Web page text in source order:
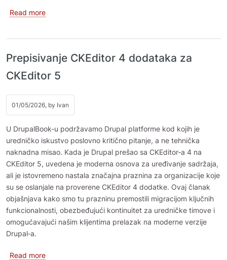
Read moreabout Drupal: Zamena Colorbox‑a sa GLightbox‑om
Prepisivanje CKEditor 4 dodataka za
CKEditor 5
01/05/2026, by Ivan
U DrupalBook‑u podržavamo Drupal platforme kod kojih je
uredničko iskustvo poslovno kritično pitanje, a ne tehnička
naknadna misao. Kada je Drupal prešao sa CKEditor‑a 4 na
CKEditor 5, uvedena je moderna osnova za uređivanje sadržaja,
ali je istovremeno nastala značajna praznina za organizacije koje
su se oslanjale na proverene CKEditor 4 dodatke. Ovaj članak
objašnjava kako smo tu prazninu premostili migracijom ključnih
funkcionalnosti, obezbeđujući kontinuitet za uredničke timove i
omogućavajući našim klijentima prelazak na moderne verzije
Drupal‑a.
Read moreabout Prepisivanje CKEditor 4 dodataka za CKEditor 5